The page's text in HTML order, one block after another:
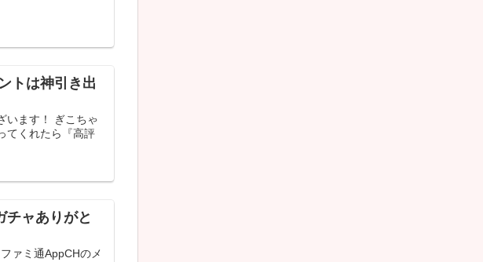
トは神引き出
います！ ぎこちゃ
てくれたら『高評
チャありがと
ァミ通AppCHのメ